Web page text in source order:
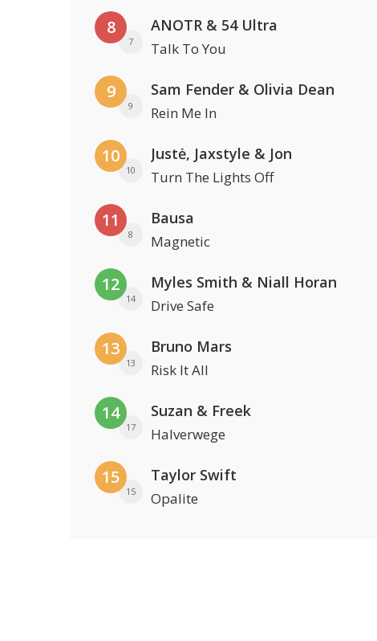
8
7
ANOTR & 54 Ultra
Talk To You
9
9
Sam Fender & Olivia Dean
Rein Me In
10
10
Justė, Jaxstyle & Jon
Turn The Lights Off
11
8
Bausa
Magnetic
12
14
Myles Smith & Niall Horan
Drive Safe
13
13
Bruno Mars
Risk It All
14
17
Suzan & Freek
Halverwege
15
15
Taylor Swift
Opalite